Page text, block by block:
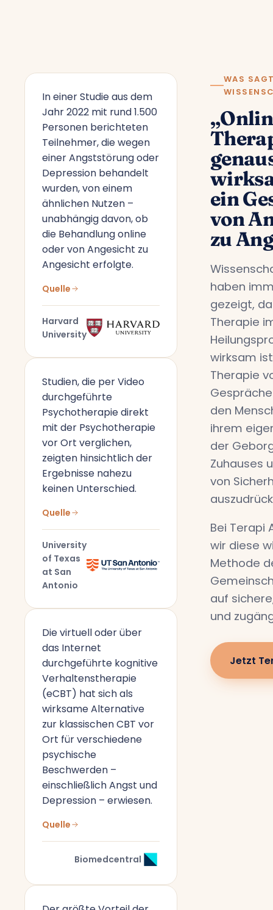
In einer Studie aus dem
Jahr 2022 mit rund 1.500
Personen berichteten
Teilnehmer, die wegen
einer Angststörung oder
Depression behandelt
wurden, von einem
ähnlichen Nutzen –
unabhängig davon, ob
die Behandlung online
oder von Angesicht zu
Angesicht erfolgte.
Quelle
Harvard
University
Studien, die per Video
durchgeführte
Psychotherapie direkt
mit der Psychotherapie
vor Ort verglichen,
zeigten hinsichtlich der
Ergebnisse nahezu
keinen Unterschied.
Quelle
University
of Texas
at San
Antonio
Die virtuell oder über
das Internet
durchgeführte kognitive
Verhaltenstherapie
(eCBT) hat sich als
wirksame Alternative
zur klassischen CBT vor
Ort für verschiedene
psychische
Beschwerden –
einschließlich Angst und
Depression – erwiesen.
Quelle
Biomedcentral
WAS
ein
von
zu
haben
gezeigt,
Therapie
wirksam
Therapie
den
ihrem
der
Zuhauses
von
Bei Terapi
wir diese
Methode
auf
und
Jetzt